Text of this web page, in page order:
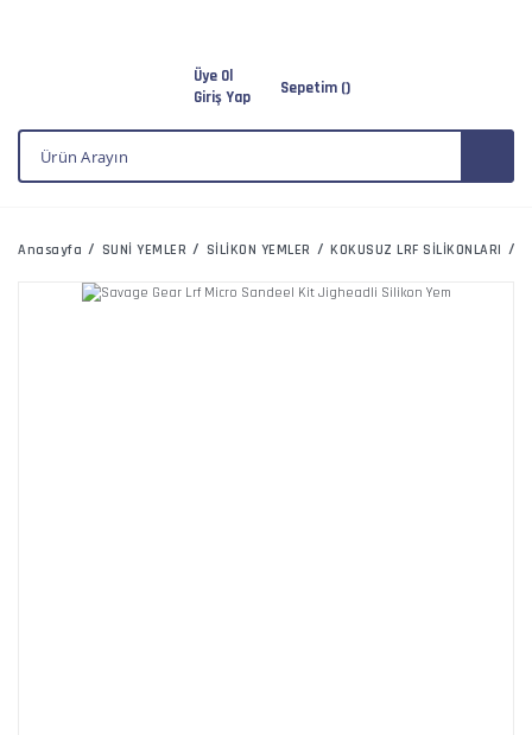
Üye Ol
Giriş Yap
Sepetim ()
Anasayfa SUNİ YEMLER SİLİKON YEMLER KOKUSUZ LRF SİLİKONLARI